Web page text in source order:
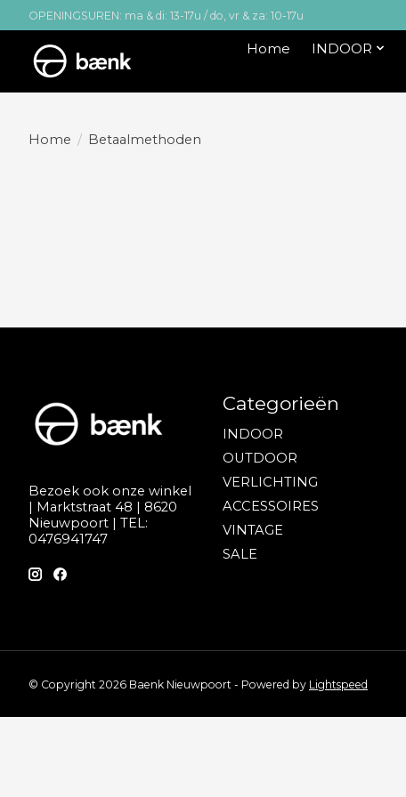
OPENINGSUREN: ma & di: 13-17u / do, vr & za: 10-17u
Home INDOOR
Home / Betaalmethoden
Bezoek ook onze winkel
| Marktstraat 48 | 8620
Nieuwpoort | TEL:
0476941747
Categorieën
INDOOR
OUTDOOR
VERLICHTING
ACCESSOIRES
VINTAGE
SALE
© Copyright 2026 Baenk Nieuwpoort - Powered by Lightspeed